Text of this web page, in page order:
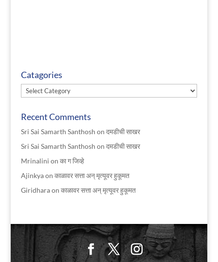
Catagories
Catagories
Recent Comments
Sri Sai Samarth Santhosh on दमडीची साखर
Sri Sai Samarth Santhosh on दमडीची साखर
Mrinalini on का ग जिव्हे
Ajinkyaon काळावर सत्ता अन् मृत्यूवर हुकूमत
Giridharaon काळावर सत्ता अन् मृत्यूवर हुकूमत